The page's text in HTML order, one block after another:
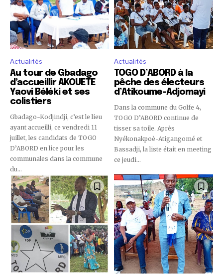
Actualités
Au tour de Gbadago
d’accueillir AKOUETE
Yaovi Béléki et ses
colistiers
Gbadago-Kodjindji, c’est le lieu
ayant accueilli, ce vendredi 11
juillet, les candidats de TOGO
D’ABORD en lice pour les
communales dans la commune
du...
Actualités
TOGO D’ABORD à la
pêche des électeurs
d’Atikoume-Adjomayi
Dans la commune du Golfe 4,
TOGO D’ABORD continue de
tisser sa toile. Après
Nyékonakpoè-Atigangomé et
Bassadji, la liste était en meeting
ce jeudi...